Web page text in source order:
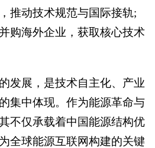
推动技术规范与国际接轨;
购海外企业，获取核心技术
发展，是技术自主化、产业
集中体现。作为能源革命与
不仅承载着中国能源结构优
全球能源互联网构建的关键